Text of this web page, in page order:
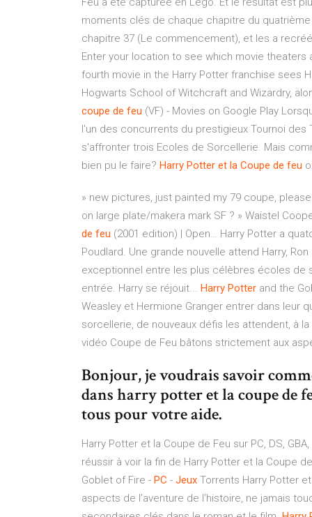
moments clés de chaque chapitre du
chapitre 37 (Le commencement), et les a
Enter your location to see which movie
fourth movie in the Harry Potter franchise sees
Hogwarts School of Witchcraft and Wizardry,
coupe de feu (VF) - Movies on Google Play
l'un des concurrents du prestigieux Tournoi
s'affronter trois Ecoles de Sorcellerie. Mais
bien pu le faire? Harry Potter et la Coupe de feu
» new pictures, just painted my 79 coupe,
on large plate/makera mark SF ? » Waistel
de feu (2001 edition) | Open… Harry Potter a
Poudlard. Une grande nouvelle attend Harry,
exceptionnel entre les plus célèbres écoles de
entrée. Harry se réjouit... Harry Potter and the
Weasley et Hermione Granger entrer dans leur
sorcellerie, de nouveaux défis les attendent, à
vidéo Coupe de Feu bâtons strictement aux
Bonjour, je voudrais savoir
dans harry potter et la coupe de
tous pour votre aide.
Harry Potter et la Coupe de Feu sur PC, DS,
réussir à voir la fin de Harry Potter et la Coupe
Goblet of Fire - PC - Jeux Torrents Harry Potter
aspects de l’aventure de l’histoire, ne jamais